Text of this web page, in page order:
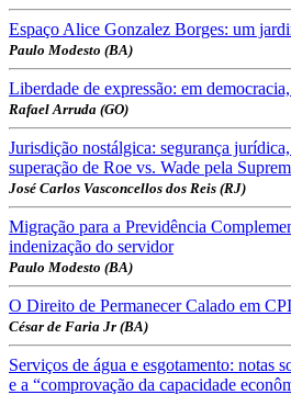
Espaço Alice Gonzalez Borges: um
Paulo Modesto (BA)
Liberdade de expressão: em
Rafael Arruda (GO)
Jurisdição nostálgica: segurança
superação de Roe vs. Wade pela
José Carlos Vasconcellos dos Reis (RJ)
Migração para a Previdência
indenização do servidor
Paulo Modesto (BA)
O Direito de Permanecer Calado em CPI
César de Faria Jr (BA)
Serviços de água e esgotamento: notas
e a “comprovação da capacidade